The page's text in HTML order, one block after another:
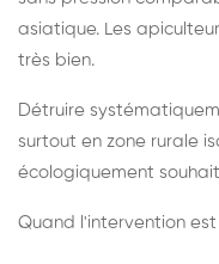
asiatique. Les
très bien.
Détruire
surtout en zone rurale
écologiquement
Quand l'intervention